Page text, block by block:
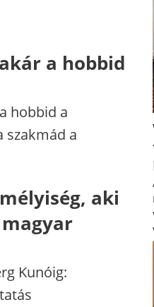
a hobbid
hobbid a
szakmád a
aki
Kunóig: